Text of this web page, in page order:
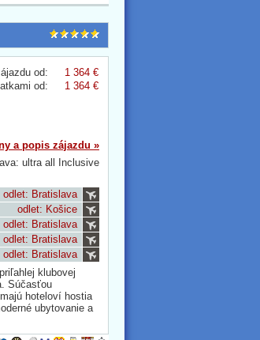
od:
1 364 €
od:
1 364 €
a popis zájazdu »
ultra all Inclusive
odlet: Bratislava
odlet: Košice
odlet: Bratislava
odlet: Bratislava
odlet: Bratislava
klubovej
Súčasťou
hoteloví hostia
ubytovanie a